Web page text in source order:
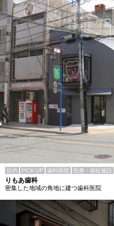
目的 PICK UP 歯科医院 医療・福祉施設
りもあ歯科
密集した地域の角地に建つ歯科医院